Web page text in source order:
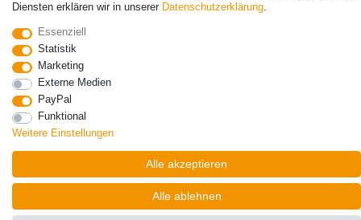
Diensten erklären wir in unserer Daten­schutz­erklärung.
Essenziell
Statistik
Marketing
Externe Medien
PayPal
Funktional
Weitere Einstellungen
Alle akzeptieren
Alle ablehnen